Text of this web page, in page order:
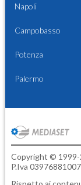
Napoli
Campobasso
Potenza
Palermo
Copyright © 1999-
P.Iva